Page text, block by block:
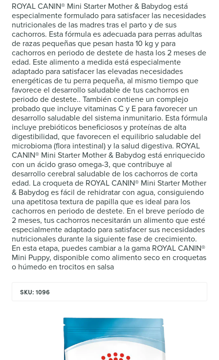
ROYAL CANIN® Mini Starter Mother & Babydog está
especialmente formulado para satisfacer las necesidades
nutricionales de las madres tras el parto y de sus
cachorros. Esta fórmula es adecuada para perras adultas
de razas pequeñas que pesan hasta 10 kg y para
cachorros en periodo de destete de hasta los 2 meses de
edad. Este alimento a medida está especialmente
adaptado para satisfacer las elevadas necesidades
energéticas de tu perra pequeña, al mismo tiempo que
favorece el desarrollo saludable de tus cachorros en
periodo de destete.. También contiene un complejo
probado que incluye vitaminas C y E para favorecer un
desarrollo saludable del sistema inmunitario. Esta fórmula
incluye prebióticos beneficiosos y proteínas de alta
digestibilidad, que favorecen el equilibrio saludable del
microbioma (flora intestinal) y la salud digestiva. ROYAL
CANIN® Mini Starter Mother & Babydog está enriquecido
con un ácido graso omega-3, que contribuye al
desarrollo cerebral saludable de los cachorros de corta
edad. La croqueta de ROYAL CANIN® Mini Starter Mother
& Babydog es fácil de rehidratar con agua, consiguiendo
una apetitosa textura de papilla que es ideal para los
cachorros en periodo de destete. En el breve período de
2 meses, tus cachorros necesitarán un alimento que esté
especialmente adaptado para satisfacer sus necesidades
nutricionales durante la siguiente fase de crecimiento.
En esta etapa, puedes cambiar a la gama ROYAL CANIN®
Mini Puppy, disponible como alimento seco en croquetas
o húmedo en trocitos en salsa
SKU: 1096